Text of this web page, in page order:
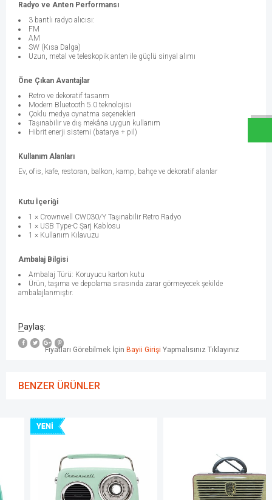
Fiyatları Görebilmek İçin Bayii Girişi Yapmalısınız Tıklayınız
Radyo ve Anten Performansı
3 bantlı radyo alıcısı:
FM
AM
SW (Kısa Dalga)
Uzun, metal ve teleskopik anten ile güçlü sinyal alımı
Öne Çıkan Avantajlar
Retro ve dekoratif tasarım
Modern Bluetooth 5.0 teknolojisi
Çoklu medya oynatma seçenekleri
Taşınabilir ve dış mekâna uygun kullanım
Hibrit enerji sistemi (batarya + pil)
Kullanım Alanları
Ev, ofis, kafe, restoran, balkon, kamp, bahçe ve dekoratif alanlar
Kutu İçeriği
1 × Crownwell CW030/Y Taşınabilir Retro Radyo
1 × USB Type-C Şarj Kablosu
1 × Kullanım Kılavuzu
Ambalaj Bilgisi
Ambalaj Türü: Koruyucu karton kutu
Ürün, taşıma ve depolama sırasında zarar görmeyecek şekilde
ambalajlanmıştır.
Paylaş:
BENZER ÜRÜNLER